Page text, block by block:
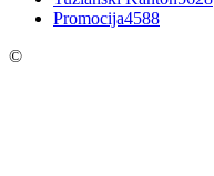
Promocija4588
©